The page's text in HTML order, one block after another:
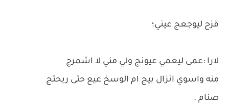
قزح ليوجعج عيني؛
لارا :عمى ليعمي عيونج ولي مني لا اشمرج
منه واسوي انزال بيج ام الوسخ عيع حتى ريحتج
صنام .